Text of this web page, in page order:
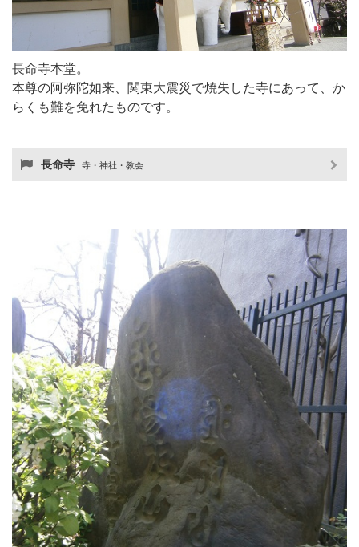
長命寺本堂。
本尊の阿弥陀如来、関東大震災で焼失した寺にあって、か
らくも難を免れたものです。
長命寺 寺・神社・教会